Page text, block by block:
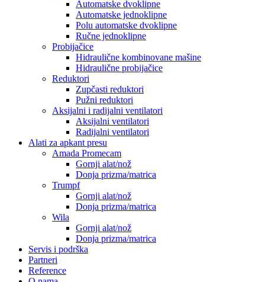
Automatske dvoklipne
Automatske jednoklipne
Polu automatske dvoklipne
Ručne jednoklipne
Probijačice
Hidraulične kombinovane mašine
Hidraulične probijačice
Reduktori
Zupčasti reduktori
Pužni reduktori
Aksijalni i radijalni ventilatori
Aksijalni ventilatori
Radijalni ventilatori
Alati za apkant presu
Amada Promecam
Gornji alat/nož
Donja prizma/matrica
Trumpf
Gornji alat/nož
Donja prizma/matrica
Wila
Gornji alat/nož
Donja prizma/matrica
Servis i podrška
Partneri
Reference